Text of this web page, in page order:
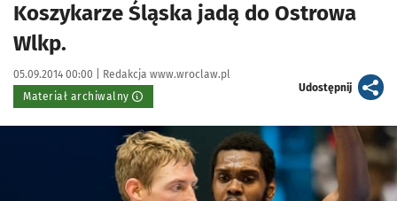
Koszykarze Śląska jadą do Ostrowa
Wlkp.
Data publikacji:
05.09.2014 00:00 | Autor:
Redakcja www.wroclaw.pl
Materiał archiwalny
Udostępnijartykuł
Kliknij, aby powiększyć